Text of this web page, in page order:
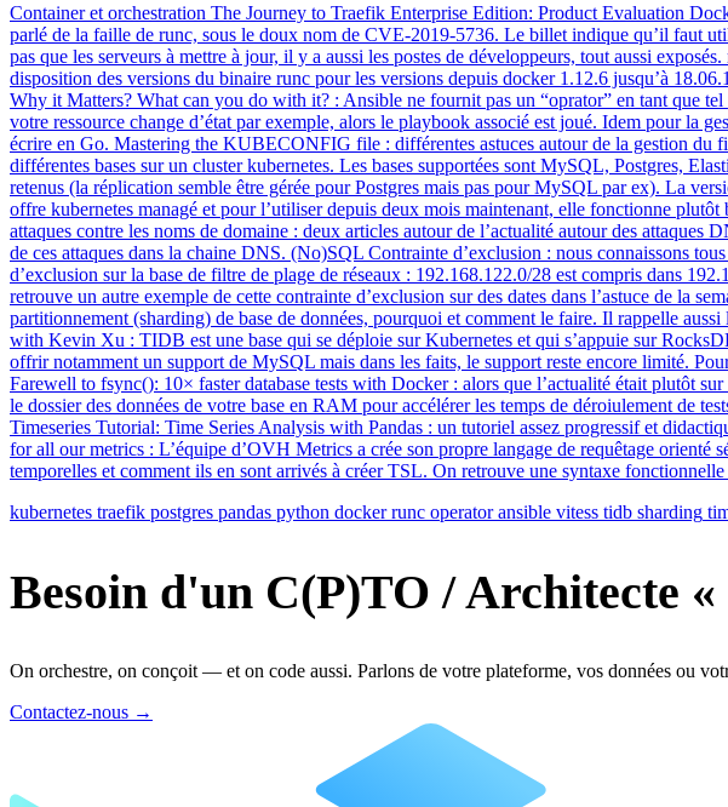
Container et orchestration The Journey to Traefik Enterprise Edition: Product Evaluation
parlé de la faille de runc, sous le doux nom de CVE-2019-5736. Le billet indique qu’il faut
pas que les serveurs à mettre à jour, il y a aussi les postes de développeurs, tout aussi
disposition des versions du binaire runc pour les versions depuis docker 1.12.6 jusqu’à
Why it Matters? What can you do with it? : Ansible ne fournit pas un “oprator” en tant que
votre ressource change d’état par exemple, alors le playbook associé est joué. Idem pour la
écrire en Go. Mastering the KUBECONFIG file : différentes astuces autour de la gestion
différentes bases sur un cluster kubernetes. Les bases supportées sont MySQL, Postgres,
retenus (la réplication semble être gérée pour Postgres mais pas pour MySQL par ex). La
offre kubernetes managé et pour l’utiliser depuis deux mois maintenant, elle fonctionne
attaques contre les noms de domaine : deux articles autour de l’actualité autour des
de ces attaques dans la chaine DNS. (No)SQL Contrainte d’exclusion : nous connaissons
d’exclusion sur la base de filtre de plage de réseaux : 192.168.122.0/28 est compris dans
retrouve un autre exemple de cette contrainte d’exclusion sur des dates dans l’astuce de la
partitionnement (sharding) de base de données, pourquoi et comment le faire. Il rappelle
with Kevin Xu : TIDB est une base qui se déploie sur Kubernetes et qui s’appuie sur
offrir notamment un support de MySQL mais dans les faits, le support reste encore limité.
Farewell to fsync(): 10× faster database tests with Docker : alors que l’actualité était plutôt
le dossier des données de votre base en RAM pour accélérer les temps de déroiulement de
Timeseries Tutorial: Time Series Analysis with Pandas : un tutoriel assez progressif et
for all our metrics : L’équipe d’OVH Metrics a crée son propre langage de requêtage orienté
temporelles et comment ils en sont arrivés à créer TSL. On retrouve une syntaxe
kubernetes traefik postgres pandas python docker runc operator ansible vitess tidb sharding
Besoin d'un C(P)TO / Architecte «
On orchestre, on conçoit — et on code aussi. Parlons de votre plateforme, vos données ou
Contactez-nous →